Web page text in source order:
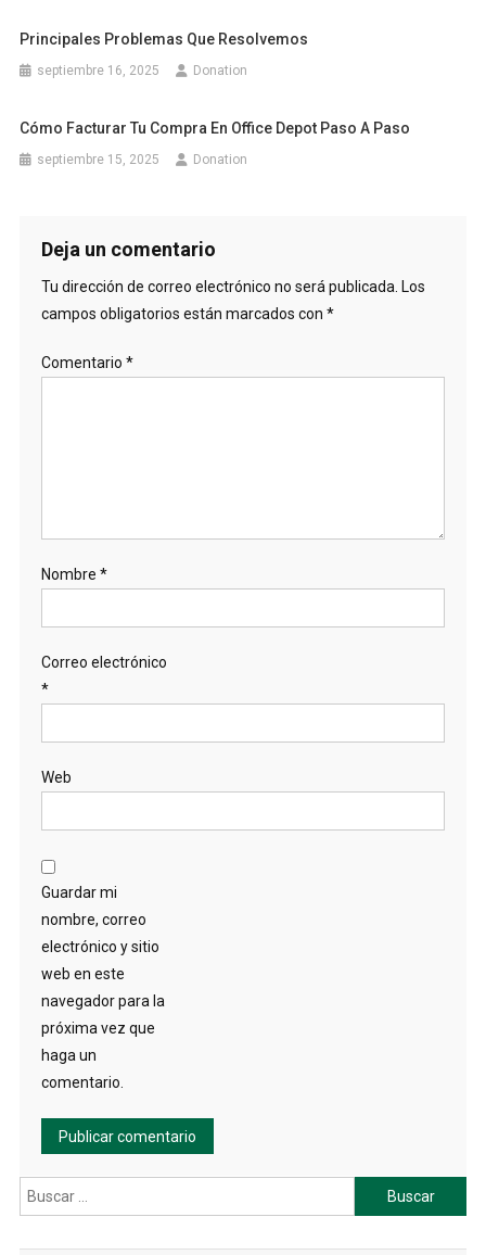
Principales Problemas Que Resolvemos
septiembre 16, 2025 Donation
Cómo Facturar Tu Compra En Office Depot Paso A Paso
septiembre 15, 2025 Donation
Deja un comentario
Tu dirección de correo electrónico no será publicada. Los
campos obligatorios están marcados con *
Comentario *
Nombre *
Correo electrónico
*
Web
Guardar mi
nombre, correo
electrónico y sitio
web en este
navegador para la
próxima vez que
haga un
comentario.
Buscar: